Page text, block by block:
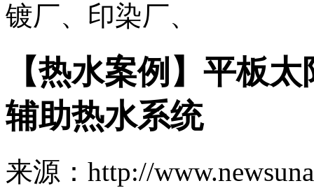
镀厂、印染厂、
【热水案例】平板
辅助热水系统
来源：http://